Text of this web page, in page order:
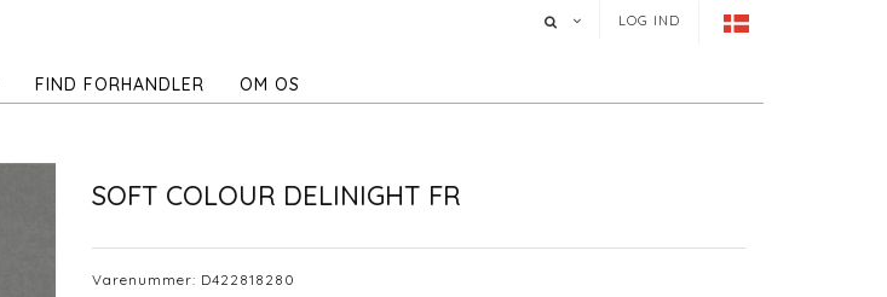
LOG IND
FIND FORHANDLER OM OS
SOFT COLOUR DELINIGHT FR
Varenummer: D422818280